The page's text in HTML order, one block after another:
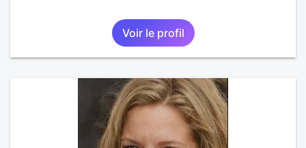
Voir le profil